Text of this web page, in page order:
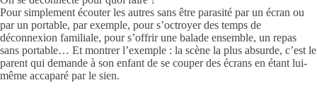
Pour simplement écouter les autres sans être parasité par un écran ou
par un portable, par exemple, pour s’octroyer des temps de
déconnexion familiale, pour s’offrir une balade ensemble, un repas
sans portable… Et montrer l’exemple : la scène la plus absurde, c’est le
parent qui demande à son enfant de se couper des écrans en étant lui-
même accaparé par le sien.